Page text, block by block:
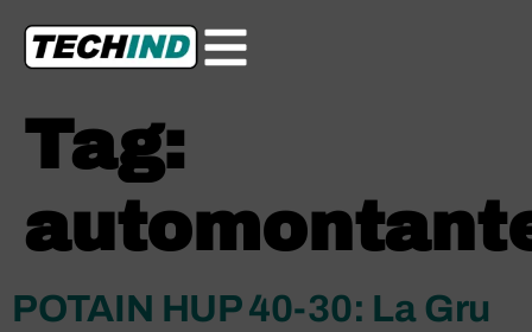
Tag:
POTAIN HUP 40-30: La Gru